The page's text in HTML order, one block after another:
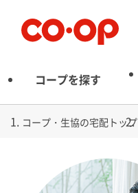
コープを探す
コープ・生協の宅配トップ